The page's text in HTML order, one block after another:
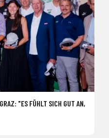
"ES FÜHLT SICH GUT AN,